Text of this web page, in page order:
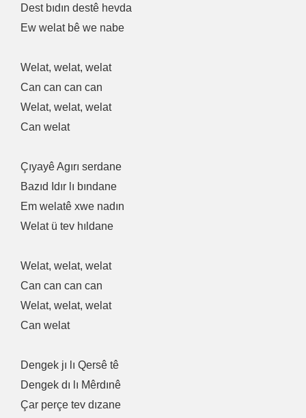
Dest bıdın destê hevda
Ew welat bê we nabe
Welat, welat, welat
Can can can can
Welat, welat, welat
Can welat
Çıyayê Agırı serdane
Bazıd Idır lı bındane
Em welatê xwe nadın
Welat ü tev hıldane
Welat, welat, welat
Can can can can
Welat, welat, welat
Can welat
Dengek jı lı Qersê tê
Dengek dı lı Mêrdınê
Çar perçe tev dızane